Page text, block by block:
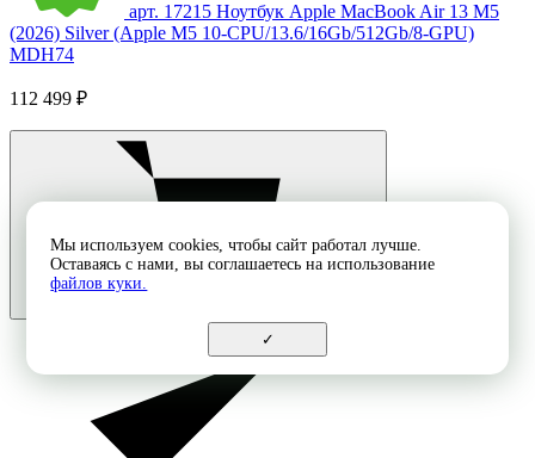
арт. 17215 Ноутбук Apple MacBook Air 13 M5
(2026) Silver (Apple M5 10-CPU/13.6/16Gb/512Gb/8-GPU)
MDH74
112 499 ₽
Мы используем cookies, чтобы сайт работал лучше.
Оставаясь с нами, вы соглашаетесь на использование
файлов куки.
✓